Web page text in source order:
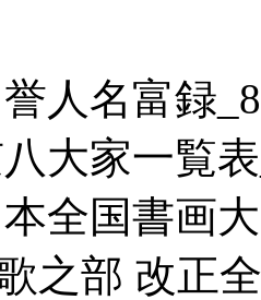
人名富録
大家一覧
全国書画
之部 改正